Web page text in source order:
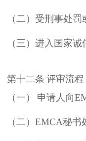
（二） 受刑事处罚
（三 ） 进入国家诚
第十二条 评审流程
（一） 申请人向
（二） EMCA秘书